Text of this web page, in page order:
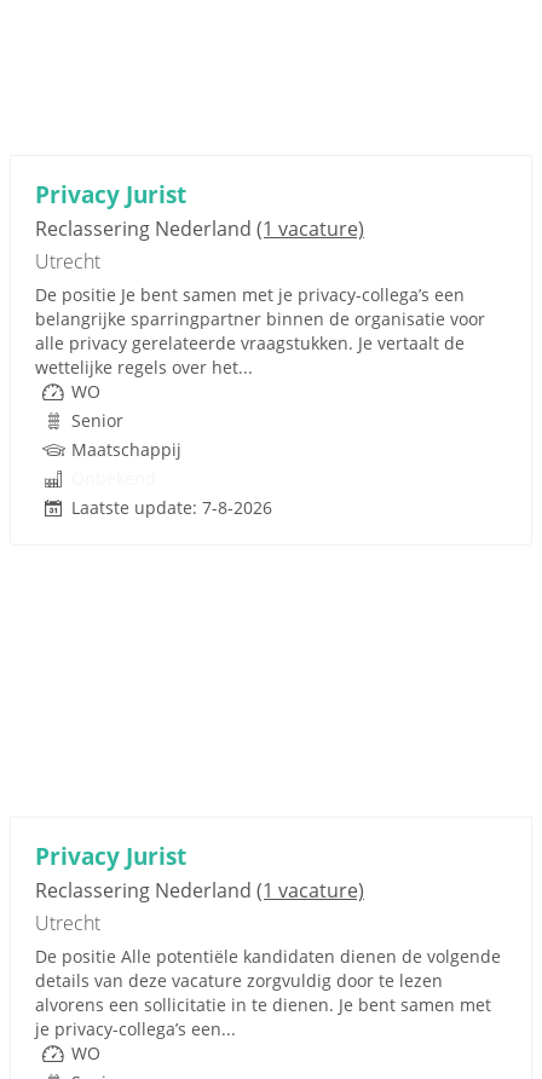
Privacy Jurist
Reclassering Nederland (1 vacature)
Utrecht
De positie Je bent samen met je privacy-collega’s een
belangrijke sparringpartner binnen de organisatie voor
alle privacy gerelateerde vraagstukken. Je vertaalt de
wettelijke regels over het...
WO
Senior
Maatschappij
Laatste update: 7-8-2026
Privacy Jurist
Reclassering Nederland (1 vacature)
Utrecht
De positie Alle potentiële kandidaten dienen de volgende
details van deze vacature zorgvuldig door te lezen
alvorens een sollicitatie in te dienen. Je bent samen met
je privacy-collega’s een...
WO